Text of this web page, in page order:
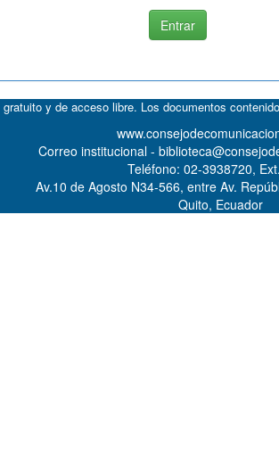
y de acceso libre. Los documentos
Correo institucional -
Teléfono: 02-3938720,
Av.10 de Agosto N34-566, entre Av.
Quito, Ecuador